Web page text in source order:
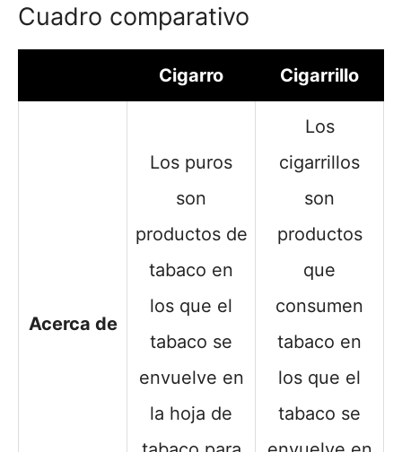
Cuadro comparativo
Cigarro Cigarrillo
Acerca de
Los puros
son
productos de
tabaco en
los que el
tabaco se
envuelve en
la hoja de
Los
cigarrillos
son
productos
que
consumen
tabaco en
los que el
tabaco se